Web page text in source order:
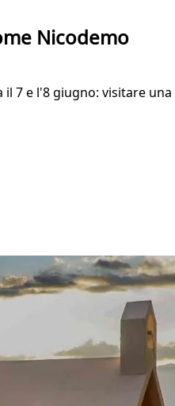
Nicodemo
7 e l'8 giugno: visitare